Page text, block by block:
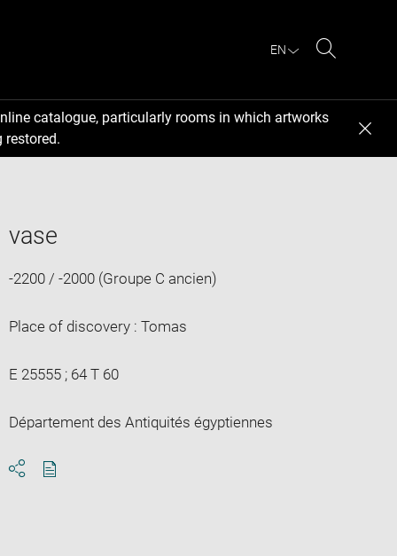
EN
catalogue, particularly rooms in which artworks
restored.
vase
-2200 / -2000 (Groupe C ancien)
Place of discovery : Tomas
E 25555 ; 64 T 60
Département des Antiquités égyptiennes